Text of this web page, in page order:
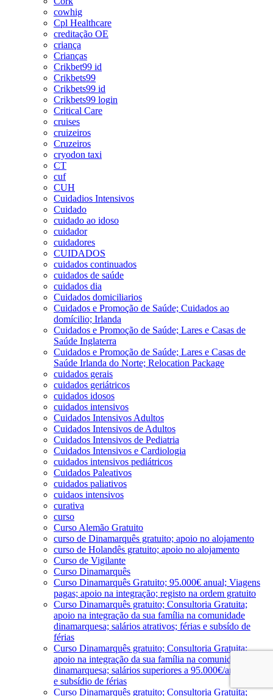
cowhig
Cpl Healthcare
creditação OE
criança
Crianças
Crikbet99 id
Crikbets99
Crikbets99 id
Crikbets99 login
Critical Care
cruises
cruizeiros
Cruzeiros
cryodon taxi
CT
cuf
CUH
Cuidadios Intensivos
Cuidado
cuidado ao idoso
cuidador
cuidadores
CUIDADOS
cuidados continuados
cuidados de saúde
cuidados dia
Cuidados domiciliarios
Cuidados e Promoção de Saúde; Cuidados ao
domícilio; Irlanda
Cuidados e Promoção de Saúde; Lares e Casas de
Saúde Inglaterra
Cuidados e Promoção de Saúde; Lares e Casas de
Saúde Irlanda do Norte; Relocation Package
cuidados gerais
cuidados geriátricos
cuidados idosos
cuidados intensivos
Cuidados Intensivos Adultos
Cuidados Intensivos de Adultos
Cuidados Intensivos de Pediatria
Cuidados Intensivos e Cardiologia
cuidados intensivos pediátricos
Cuidados Paleativos
cuidados paliativos
cuidaos intensivos
curativa
curso
Curso Alemão Gratuito
curso de Dinamarquês gratuito; apoio no alojamento
curso de Holandês gratuito; apoio no alojamento
Curso de Vigilante
Curso Dinamarquês
Curso Dinamarquês Gratuito; 95.000€ anual; Viagens
pagas; apoio na integração; registo na ordem gratuito
Curso Dinamarquês gratuito; Consultoria Gratuita;
apoio na integração da sua família na comunidade
dinamarquesa; salários atrativos; férias e subsído de
férias
Curso Dinamarquês gratuito; Consultoria Gratuita;
apoio na integração da sua família na comunidade
dinamarquesa; salários superiores a 95.000€/ano; férias
e subsídio de férias
Curso Dinamarquês gratuito; Consultoria Gratuita;